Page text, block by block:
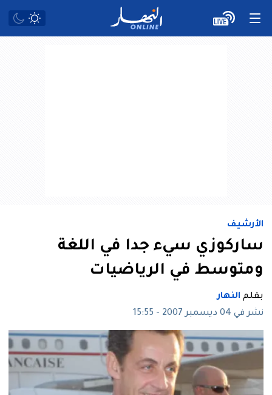
الأرشيف
ساركوزي سيء جدا في اللغة
ومتوسط في الرياضيات
بقلم النهار
نشر في 04 ديسمبر 2007 - 15:55